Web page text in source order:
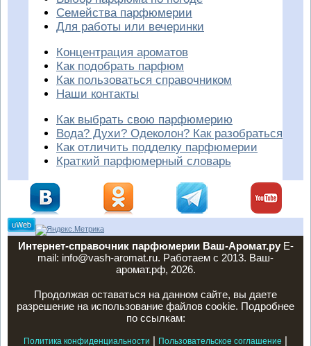
Семейства парфюмерии
Для работы или вечеринки
Концентрация ароматов
Как подобрать парфюм
Как пользоваться справочником
Наши контакты
Как выбрать свою парфюмерию
Вода? Духи? Одеколон? Как разобраться
Как отличить подделку парфюмерии
Краткий парфюмерный словарь
Интернет-справочник парфюмерии Ваш-Аромат.руE-
mail: info@vash-aromat.ru. Работаем с 2013. Ваш-
аромат.рф, 2026.
Продолжая оставаться на данном сайте, вы даете
разрешение на использование файлов cookie. Подробнее
по ссылкам:
Политика конфиденциальности Пользовательское соглашение